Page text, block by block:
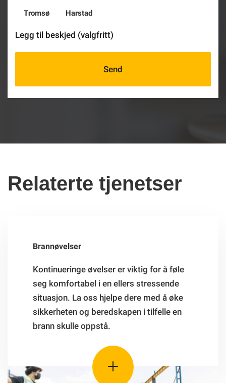
Tromsø Harstad
Legg til beskjed (valgfritt)
Relaterte tjenetser
Brannøvelser
Kontinueringe øvelser er viktig for å føle
seg komfortabel i en ellers stressende
situasjon. La oss hjelpe dere med å øke
sikkerheten og beredskapen i tilfelle en
brann skulle oppstå.